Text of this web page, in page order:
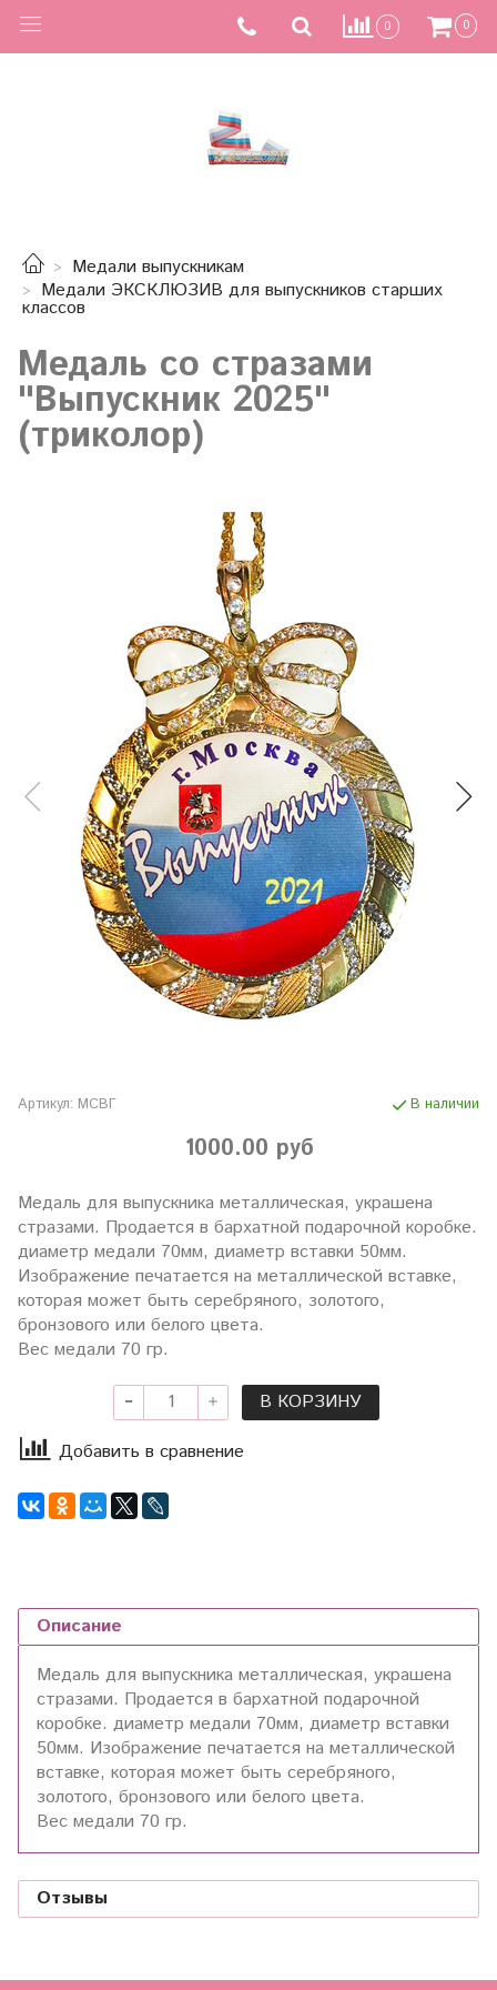
0 0
Медали выпускникам
Медали ЭКСКЛЮЗИВ для выпускников старших
классов
Медаль со стразами
"Выпускник 2025"
(триколор)
Артикул: МСВГ В наличии
1000.00 руб
Медаль для выпускника металлическая, украшена
стразами. Продается в бархатной подарочной коробке.
диаметр медали 70мм, диаметр вставки 50мм.
Изображение печатается на металлической вставке,
которая может быть серебряного, золотого,
бронзового или белого цвета.
Вес медали 70 гр.
В КОРЗИНУ
Добавить в сравнение
Описание
Медаль для выпускника металлическая, украшена
стразами. Продается в бархатной подарочной
коробке. диаметр медали 70мм, диаметр вставки
50мм. Изображение печатается на металлической
вставке, которая может быть серебряного,
золотого, бронзового или белого цвета.
Вес медали 70 гр.
Отзывы